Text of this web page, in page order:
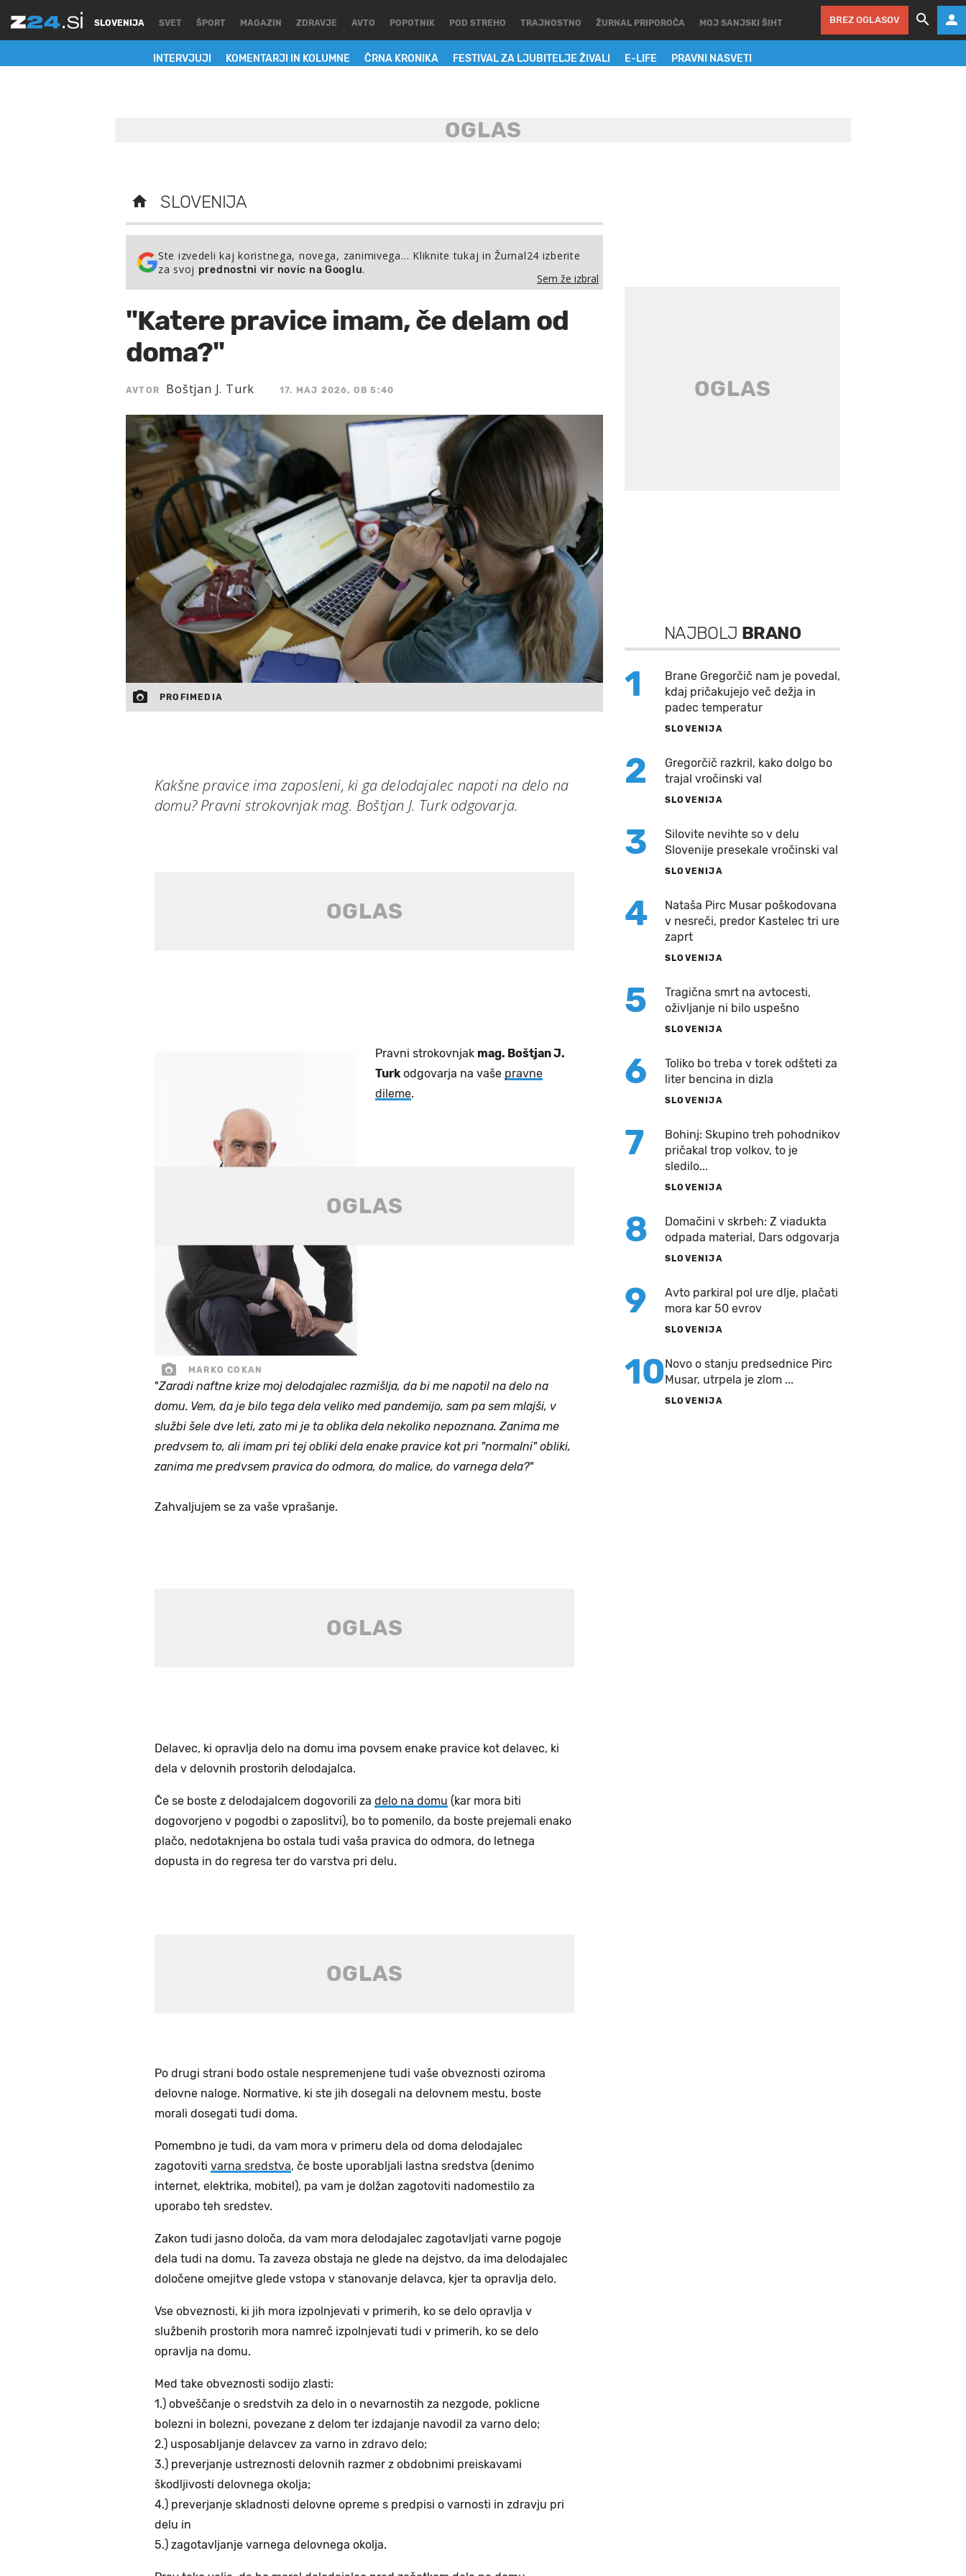
SLOVENIJA
INTERVJUJI KOMENTARJI IN KOLUMNE ČRNA KRONIKA FESTIVAL ZA LJUBITELJE ŽIVALI E-LIFE PRAVNI NASVETI
SVET ŠPORT MAGAZIN ZDRAVJE AVTO POPOTNIK POD STREHO TRAJNOSTNO ŽURNAL PRIPOROČA MOJ SANJSKI ŠIHT BREZ OGLASOV
SLOVENIJA
Ste izvedeli kaj koristnega, novega, zanimivega… Kliknite tukaj in Žurnal24 izberite
za svoj prednostni vir novic na Googlu.
Sem že izbral
"Katere pravice imam, če delam od
doma?"
AVTOR Boštjan J. Turk 17. MAJ 2026, OB 5:40
PROFIMEDIA
Kakšne pravice ima zaposleni, ki ga delodajalec napoti na delo na
domu? Pravni strokovnjak mag. Boštjan J. Turk odgovarja.
MARKO COKAN
Pravni strokovnjak mag. Boštjan J.
Turk odgovarja na vaše pravne
dileme.
"Zaradi naftne krize moj delodajalec razmišlja, da bi me napotil na delo na
domu. Vem, da je bilo tega dela veliko med pandemijo, sam pa sem mlajši, v
službi šele dve leti, zato mi je ta oblika dela nekoliko nepoznana. Zanima me
predvsem to, ali imam pri tej obliki dela enake pravice kot pri "normalni" obliki,
zanima me predvsem pravica do odmora, do malice, do varnega dela?"
Zahvaljujem se za vaše vprašanje.
Delavec, ki opravlja delo na domu ima povsem enake pravice kot delavec, ki
dela v delovnih prostorih delodajalca.
Če se boste z delodajalcem dogovorili za delo na domu (kar mora biti
dogovorjeno v pogodbi o zaposlitvi), bo to pomenilo, da boste prejemali enako
plačo, nedotaknjena bo ostala tudi vaša pravica do odmora, do letnega
dopusta in do regresa ter do varstva pri delu.
Po drugi strani bodo ostale nespremenjene tudi vaše obveznosti oziroma
delovne naloge. Normative, ki ste jih dosegali na delovnem mestu, boste
morali dosegati tudi doma.
Pomembno je tudi, da vam mora v primeru dela od doma delodajalec
zagotoviti varna sredstva, če boste uporabljali lastna sredstva (denimo
internet, elektrika, mobitel), pa vam je dolžan zagotoviti nadomestilo za
uporabo teh sredstev.
Zakon tudi jasno določa, da vam mora delodajalec zagotavljati varne pogoje
dela tudi na domu. Ta zaveza obstaja ne glede na dejstvo, da ima delodajalec
določene omejitve glede vstopa v stanovanje delavca, kjer ta opravlja delo.
Vse obveznosti, ki jih mora izpolnjevati v primerih, ko se delo opravlja v
službenih prostorih mora namreč izpolnjevati tudi v primerih, ko se delo
opravlja na domu.
Med take obveznosti sodijo zlasti:
1.) obveščanje o sredstvih za delo in o nevarnostih za nezgode, poklicne
bolezni in bolezni, povezane z delom ter izdajanje navodil za varno delo;
2.) usposabljanje delavcev za varno in zdravo delo;
3.) preverjanje ustreznosti delovnih razmer z obdobnimi preiskavami
škodljivosti delovnega okolja;
4.) preverjanje skladnosti delovne opreme s predpisi o varnosti in zdravju pri
delu in
5.) zagotavljanje varnega delovnega okolja.
NAJBOLJ BRANO
1
Brane Gregorčič nam je povedal,
kdaj pričakujejo več dežja in
padec temperatur
SLOVENIJA
2
Gregorčič razkril, kako dolgo bo
trajal vročinski val
SLOVENIJA
3
Silovite nevihte so v delu
Slovenije presekale vročinski val
SLOVENIJA
4
Nataša Pirc Musar poškodovana
v nesreči, predor Kastelec tri ure
zaprt
SLOVENIJA
5
Tragična smrt na avtocesti,
oživljanje ni bilo uspešno
SLOVENIJA
6
Toliko bo treba v torek odšteti za
liter bencina in dizla
SLOVENIJA
7
Bohinj: Skupino treh pohodnikov
pričakal trop volkov, to je
sledilo...
SLOVENIJA
8
Domačini v skrbeh: Z viadukta
odpada material, Dars odgovarja
SLOVENIJA
9
Avto parkiral pol ure dlje, plačati
mora kar 50 evrov
SLOVENIJA
10Novo o stanju predsednice Pirc
Musar, utrpela je zlom ...
SLOVENIJA